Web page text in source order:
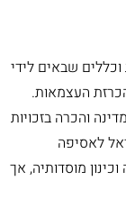
שבאים לידי
העצמאות.
והכרה בזכויות
לאסיפה
מוסדותיה, אך